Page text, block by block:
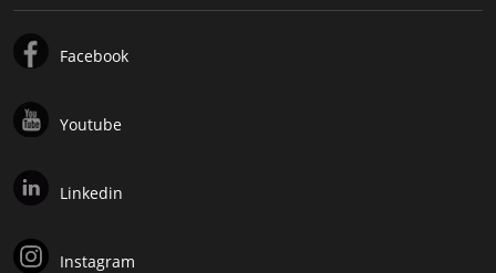
Facebook
Youtube
Linkedin
Instagram